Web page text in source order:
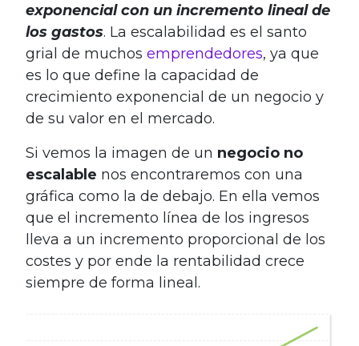
exponencial con un incremento lineal de
los gastos. La escalabilidad es el santo
grial de muchos emprendedores, ya que
es lo que define la capacidad de
crecimiento exponencial de un negocio y
de su valor en el mercado.
Si vemos la imagen de un negocio no
escalable nos encontraremos con una
gráfica como la de debajo. En ella vemos
que el incremento línea de los ingresos
lleva a un incremento proporcional de los
costes y por ende la rentabilidad crece
siempre de forma lineal.